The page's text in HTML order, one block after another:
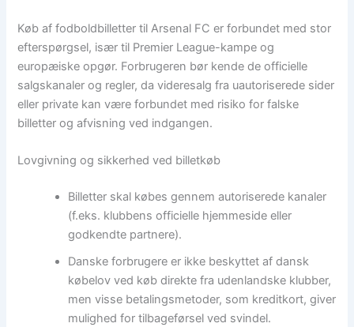
Køb af fodboldbilletter til Arsenal FC er forbundet med stor
efterspørgsel, især til Premier League-kampe og
europæiske opgør. Forbrugeren bør kende de officielle
salgskanaler og regler, da videresalg fra uautoriserede sider
eller private kan være forbundet med risiko for falske
billetter og afvisning ved indgangen.
Lovgivning og sikkerhed ved billetkøb
Billetter skal købes gennem autoriserede kanaler
(f.eks. klubbens officielle hjemmeside eller
godkendte partnere).
Danske forbrugere er ikke beskyttet af dansk
købelov ved køb direkte fra udenlandske klubber,
men visse betalingsmetoder, som kreditkort, giver
mulighed for tilbageførsel ved svindel.